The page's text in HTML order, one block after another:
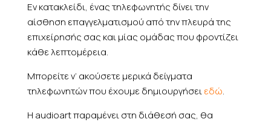
Εν κατακλείδι, ένας τηλεφωνητής δίνει την
αίσθηση επαγγελματισμού από την πλευρά της
επιχείρησής σας και μίας ομάδας που φροντίζει
κάθε λεπτομέρεια.
Μπορείτε ν’ ακούσετε μερικά δείγματα
τηλεφωνητών που έχουμε δημιουργήσειεδώ.
Η audioart παραμένει στη διάθεσή σας, θα